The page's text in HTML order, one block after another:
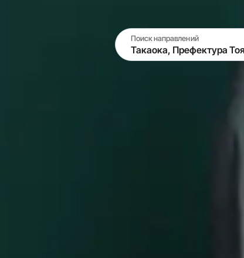
Поиск направлений